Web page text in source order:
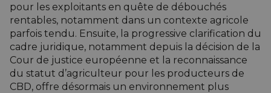
pour les exploitants en quête de débouchés
rentables, notamment dans un contexte agricole
parfois tendu. Ensuite, la progressive clarification du
cadre juridique, notamment depuis la décision de la
Cour de justice européenne et la reconnaissance
du statut d’agriculteur pour les producteurs de
CBD, offre désormais un environnement plus